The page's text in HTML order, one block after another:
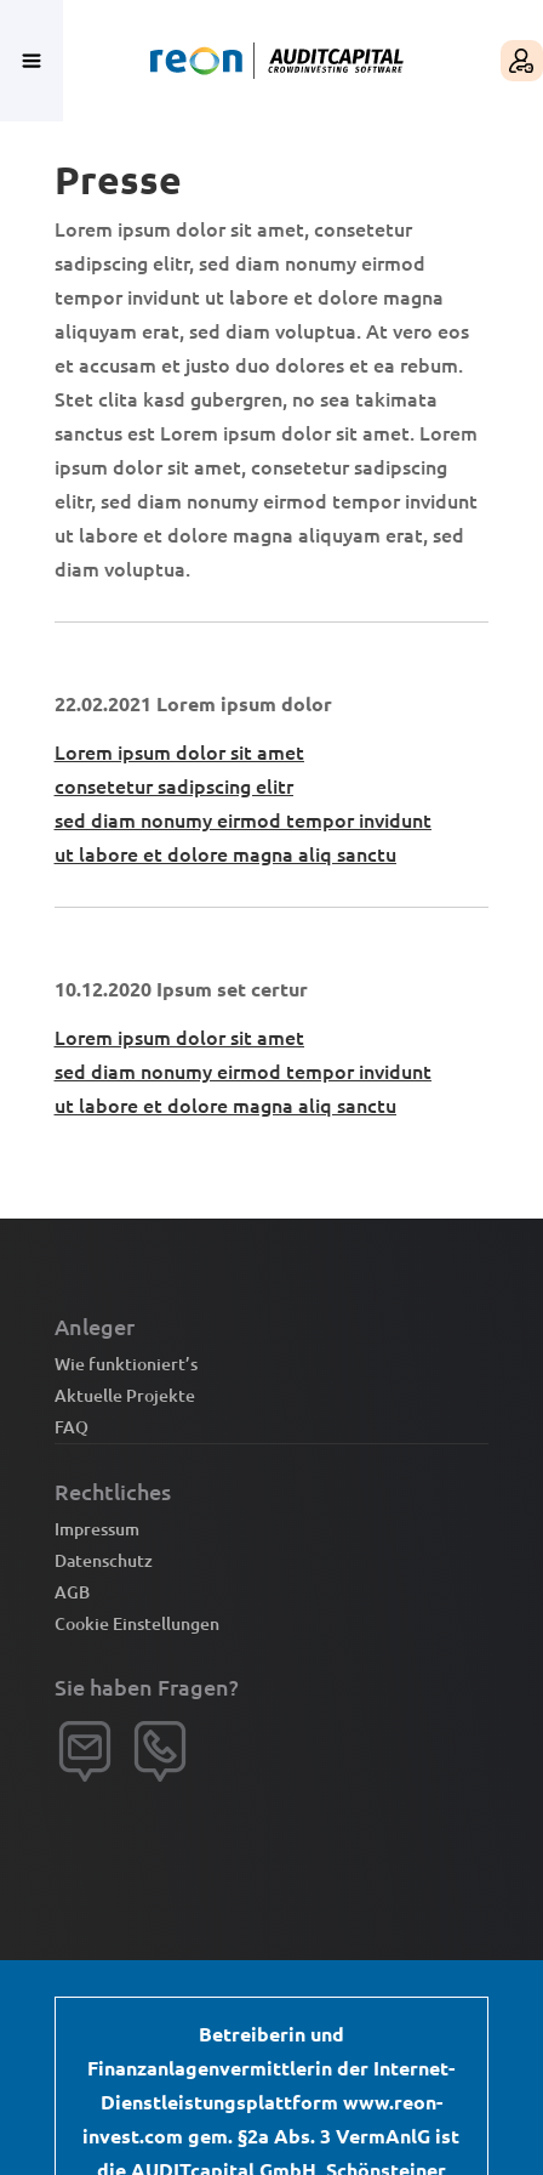
Presse
Lorem ipsum dolor sit amet, consetetur
sadipscing elitr, sed diam nonumy eirmod
tempor invidunt ut labore et dolore magna
aliquyam erat, sed diam voluptua. At vero eos
et accusam et justo duo dolores et ea rebum.
Stet clita kasd gubergren, no sea takimata
sanctus est Lorem ipsum dolor sit amet. Lorem
ipsum dolor sit amet, consetetur sadipscing
elitr, sed diam nonumy eirmod tempor invidunt
ut labore et dolore magna aliquyam erat, sed
diam voluptua.
22.02.2021 Lorem ipsum dolor
Lorem ipsum dolor sit amet
consetetur sadipscing elitr
sed diam nonumy eirmod tempor invidunt
ut labore et dolore magna aliq sanctu
10.12.2020 Ipsum set certur
Lorem ipsum dolor sit amet
sed diam nonumy eirmod tempor invidunt
ut labore et dolore magna aliq sanctu
Anleger
Wie funktioniert’s
Aktuelle Projekte
FAQ
Rechtliches
Impressum
Datenschutz
AGB
Cookie Einstellungen
Sie haben Fragen?
Betreiberin und
Finanzanlagenvermittlerin der Internet-
Dienstleistungsplattform www.reon-
invest.com gem. §2a Abs. 3 VermAnlG ist
die AUDITcapital GmbH, Schönsteiner